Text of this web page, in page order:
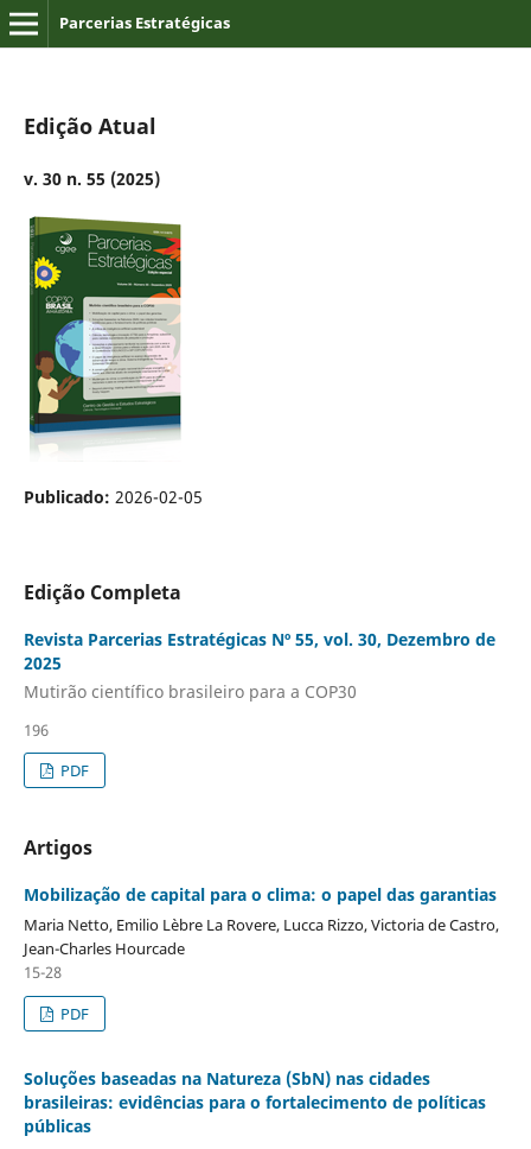
Parcerias Estratégicas
Edição Atual
v. 30 n. 55 (2025)
Publicado: 2026-02-05
Edição Completa
Revista Parcerias Estratégicas Nº 55, vol. 30, Dezembro de
2025
Mutirão científico brasileiro para a COP30
196
PDF
Artigos
Mobilização de capital para o clima: o papel das garantias
Maria Netto, Emilio Lèbre La Rovere, Lucca Rizzo, Victoria de Castro,
Jean-Charles Hourcade
15-28
PDF
Soluções baseadas na Natureza (SbN) nas cidades
brasileiras: evidências para o fortalecimento de políticas
públicas